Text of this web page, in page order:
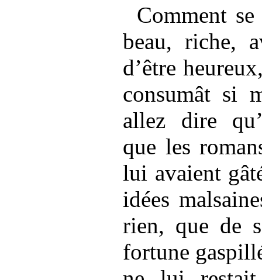
Comment
beau, riche,
d’être
consumât si
allez dire
que les
lui avaient
idées
rien, que de
fortune